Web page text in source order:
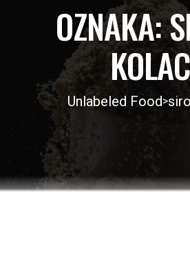
OZNAKA:
Unlabeled Food>